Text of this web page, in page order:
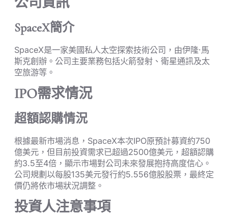
SpaceX簡介
SpaceX是一家美國私人太空探索技術公司，由伊隆·馬
斯克創辦。公司主要業務包括火箭發射、衛星通訊及太
空旅游等。
IPO需求情況
超額認購情況
根據最新市場消息，SpaceX本次IPO原預計募資約750
億美元，但目前投資需求已超過2500億美元，超額認購
約3.5至4倍，顯示市場對公司未來發展抱持高度信心。
公司規劃以每股135美元發行約5.556億股股票，最終定
價仍將依市場狀況調整。
投資人注意事項